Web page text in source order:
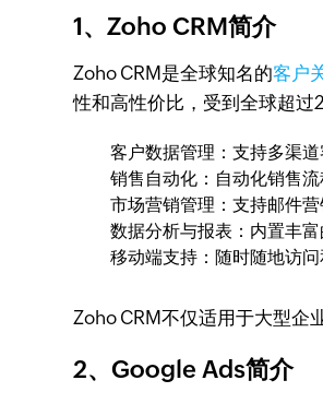
1、Zoho CRM简介
Zoho CRM是全球知名的客户
性和高性价比，受到全球超过
客户数据管理：支持多渠
销售自动化：自动化销售
市场营销管理：支持邮件
数据分析与报表：内置丰
移动端支持：随时随地访
Zoho CRM不仅适用于大型企
2、Google Ads简介